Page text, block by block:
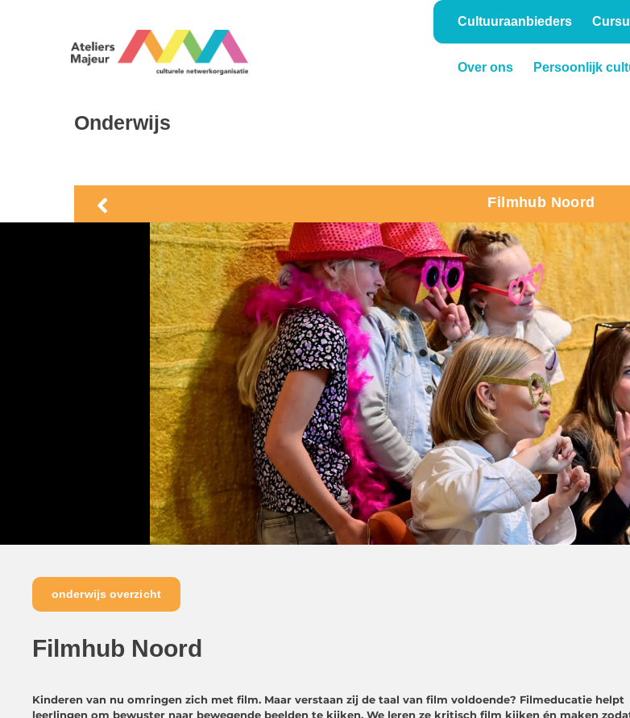
Cultuuraanbieders
Over ons Persoonlijk
Onderwijs
Filmhub Noord
onderwijs overzicht
Filmhub Noord
Kinderen van nu omringen zich met film. Maar verstaan zij de taal van film voldoende? Filmeducatie helpt
leerlingen om bewuster naar bewegende beelden te kijken. We leren ze kritisch film kijken én maken